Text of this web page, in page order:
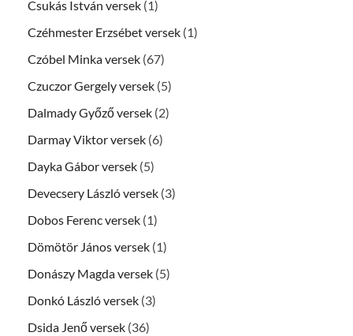
Csukás István versek (1)
Czéhmester Erzsébet versek (1)
Czóbel Minka versek (67)
Czuczor Gergely versek (5)
Dalmady Győző versek (2)
Darmay Viktor versek (6)
Dayka Gábor versek (5)
Devecsery László versek (3)
Dobos Ferenc versek (1)
Dömötör János versek (1)
Donászy Magda versek (5)
Donkó László versek (3)
Dsida Jenő versek (36)